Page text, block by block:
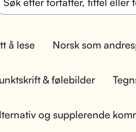
å lese Norsk som
& følebilder
og supplerende